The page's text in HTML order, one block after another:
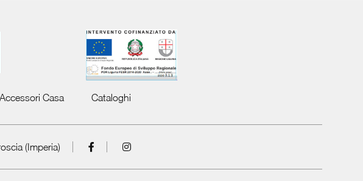
Accessori Casa Cataloghi
(Imperia)